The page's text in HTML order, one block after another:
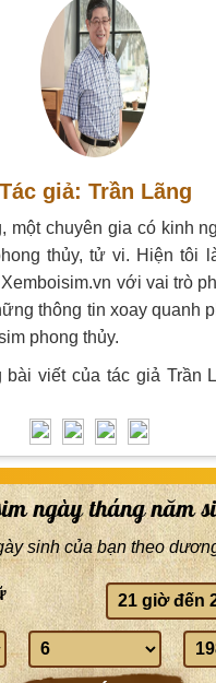
Tác giả: Trần Lãng
một chuyên gia có kinh
thủy, tử vi. Hiện tôi
với vai trò
thông tin xoay quanh
phong thủy.
bài viết của tác giả Trần
ngày tháng năm
sinh của bạn theo
Giờ
sinh
Tháng
sinh
Năm
sinh